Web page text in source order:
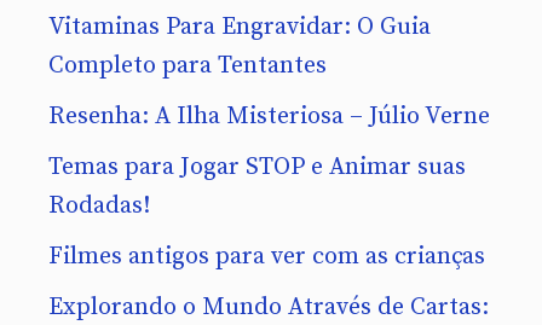
Vitaminas Para Engravidar: O Guia
Completo para Tentantes
Resenha: A Ilha Misteriosa – Júlio Verne
Temas para Jogar STOP e Animar suas
Rodadas!
Filmes antigos para ver com as crianças
Explorando o Mundo Através de Cartas: